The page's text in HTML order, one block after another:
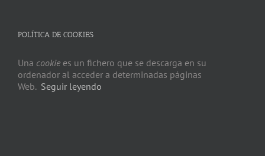
POLÍTICA DE COOKIES
Una cookie es un fichero que se descarga en su
ordenador al acceder a determinadas páginas
Web. Seguir leyendo